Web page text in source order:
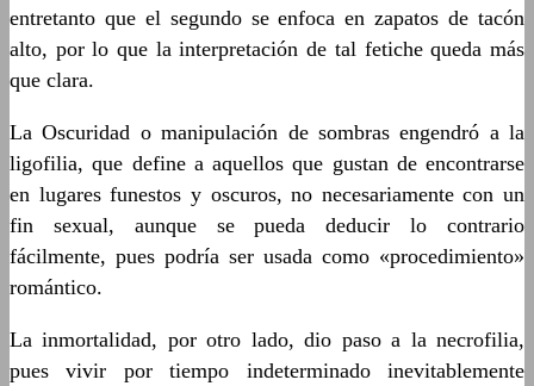
entretanto que el segundo se enfoca en zapatos de tacón
alto, por lo que la interpretación de tal fetiche queda más
que clara.
La Oscuridad o manipulación de sombras engendró a la
ligofilia, que define a aquellos que gustan de encontrarse
en lugares funestos y oscuros, no necesariamente con un
fin sexual, aunque se pueda deducir lo contrario
fácilmente, pues podría ser usada como «procedimiento»
romántico.
La inmortalidad, por otro lado, dio paso a la necrofilia,
pues vivir por tiempo indeterminado inevitablemente